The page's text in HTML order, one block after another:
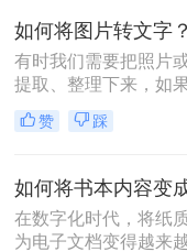
进行编辑、整理或分
么弄成word文档呢？
介绍几种将图片转换
法，并给出具体的操
有时我们需要把照片
提取、整理下来，如
字，那么效率实在太
将图片转文字？其实
文字，非常方便！
赞 踩
在数字化时代，将纸
为电子文档变得越来